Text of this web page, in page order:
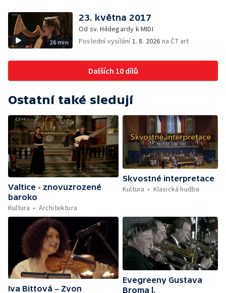
26 min
23. května 2017
Od sv. Hildegardy k MIDI
Poslední vysílání 1. 8. 2026 na ČT art
Dalších 10 dílů
Ostatní také sledují
Valtice - znovuzrozené
baroko
Kultura
Architektura
Skvostné interpretace
Kultura
Klasická hudba
Iva Bittová – Zvon
Evegreeny Gustava
Broma l.